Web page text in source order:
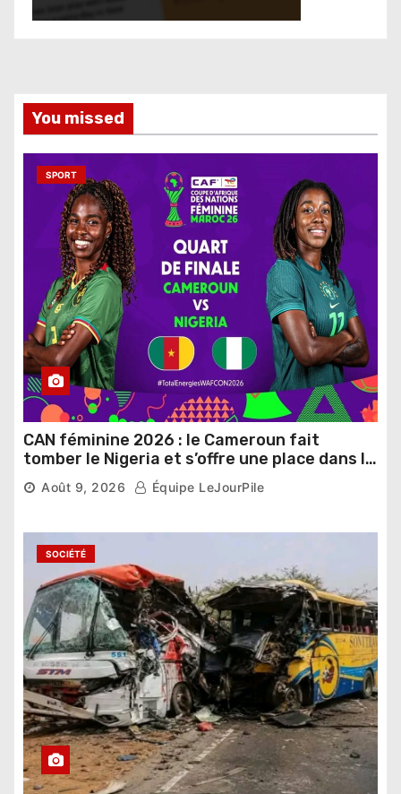
You missed
SPORT
CAN féminine 2026 : le Cameroun fait
tomber le Nigeria et s’offre une place dans le
dernier carré
Août 9, 2026 Équipe LeJourPile
SOCIÉTÉ